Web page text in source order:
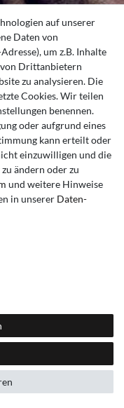
AGB Kontakt
auf unserer
Daten von
um z.B. Inhalte
von Drittanbietern
zu analysieren. Die
Cookies. Wir teilen
benennen.
oder aufgrund eines
kann erteilt oder
einzuwilligen und die
ändern oder zu
und weitere Hinweise
in unserer Daten­